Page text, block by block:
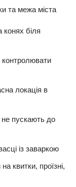
та межа міста
біля
контролювати
локація в
не пускають до
із заваркою
квитки, проїзні,